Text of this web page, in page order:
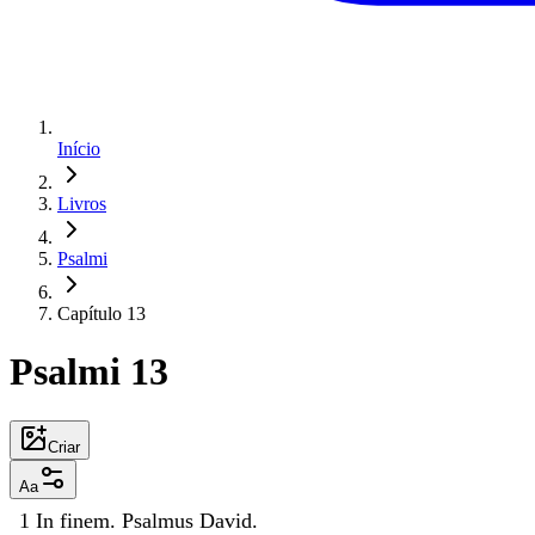
Início
Livros
Psalmi
Capítulo 13
Psalmi 13
Criar
Aa
1 In finem. Psalmus David.